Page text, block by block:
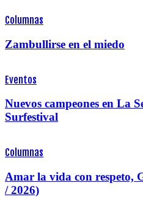
Columnas
Zambullirse en el miedo
Eventos
Nuevos campeones en La
Surfestival
Columnas
Amar la vida con respeto,
/ 2026)